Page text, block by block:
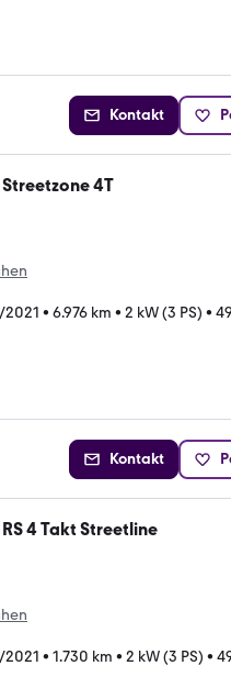
Kontakt
4T
2021 • 6.976 km • 2 kW (3 PS) •
Kontakt
4 Takt Streetline
2021 • 1.730 km • 2 kW (3 PS) •